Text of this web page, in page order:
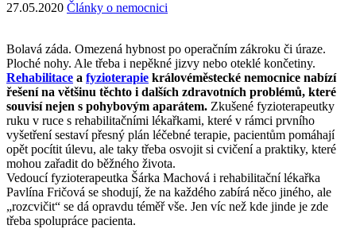
27.05.2020 Články o nemocnici
Bolavá záda. Omezená hybnost po operačním zákroku či úraze.
Ploché nohy. Ale třeba i nepěkné jizvy nebo oteklé končetiny.
Rehabilitace a fyzioterapie královéměstecké nemocnice nabízí
řešení na většinu těchto i dalších zdravotních problémů, které
souvisí nejen s pohybovým aparátem. Zkušené fyzioterapeutky
ruku v ruce s rehabilitačními lékařkami, které v rámci prvního
vyšetření sestaví přesný plán léčebné terapie, pacientům pomáhají
opět pocítit úlevu, ale taky třeba osvojit si cvičení a praktiky, které
mohou zařadit do běžného života.
Vedoucí fyzioterapeutka Šárka Machová i rehabilitační lékařka
Pavlína Fričová se shodují, že na každého zabírá něco jiného, ale
„rozcvičit“ se dá opravdu téměř vše. Jen víc než kde jinde je zde
třeba spolupráce pacienta.